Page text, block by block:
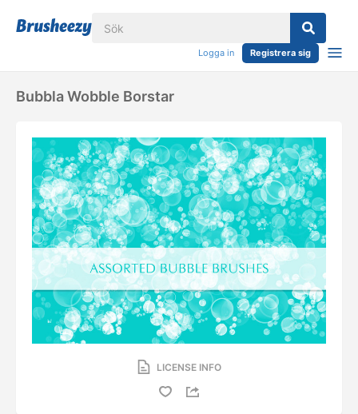
Logga in Registrera sig
Bubbla Wobble Borstar
LICENSE INFO